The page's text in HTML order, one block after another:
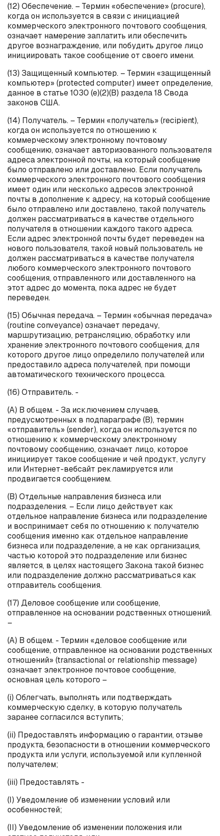
(12) Обеспечение. – Термин «обеспечение» (procure),
когда он используется в связи с инициацией
коммерческого электронного почтового сообщения,
означает намерение заплатить или обеспечить
другое вознаграждение, или побудить другое лицо
инициировать такое сообщение от своего имени.
(13) Защищенный компьютер. – Термин «защищенный
компьютер» (protectedcomputer) имеет определение,
данное в статье 1030 (e)(2)(B) раздела 18 Свода
законов США.
(14) Получатель. – Термин «получатель» (recipient),
когда он используется по отношению к
коммерческому электронному почтовому
сообщению, означает авторизованного пользователя
адреса электронной почты, на который сообщение
было отправлено или доставлено. Если получатель
коммерческого электронного почтового сообщения
имеет один или несколько адресов электронной
почты в дополнение к адресу, на который сообщение
было отправлено или доставлено, такой получатель
должен рассматриваться в качестве отдельного
получателя в отношении каждого такого адреса.
Если адрес электронной почты будет переведен на
нового пользователя, такой новый пользователь не
должен рассматриваться в качестве получателя
любого коммерческого электронного почтового
сообщения, отправленного или доставленного на
этот адрес до момента, пока адрес не будет
переведен.
(15) Обычная передача. – Термин «обычная передача»
(routineconveyance) означает передачу,
маршрутизацию, ретрансляцию, обработку или
хранение электронного почтового сообщения, для
которого другое лицо определило получателей или
предоставило адреса получателей, при помощи
автоматического технического процесса.
(16) Отправитель. -
(А) В общем. - За исключением случаев,
предусмотренных в подпараграфе (B), термин
«отправитель» (sender), когда он используется по
отношению к коммерческому электронному
почтовому сообщению, означает лицо, которое
инициирует такое сообщение и чей продукт, услугу
или Интернет-вебсайт рекламируется или
продвигается сообщением.
(B) Отдельные направления бизнеса или
подразделения. – Если лицо действует как
отдельное направление бизнеса или подразделение
и воспринимает себя по отношению к получателю
сообщения именно как отдельное направление
бизнеса или подразделение, а не как организация,
частью которой это подразделение или бизнес
является, в целях настоящего Закона такой бизнес
или подразделение должно рассматриваться как
отправитель сообщения.
(17) Деловое сообщение или сообщение,
отправленное на основании родственных отношений.
–
(А) В общем. - Термин «деловое сообщение или
сообщение, отправленное на основании родственных
отношений» (transactionalor relationship message)
означает электронное почтовое сообщение,
основная цель которого –
(i) Облегчать, выполнять или подтверждать
коммерческую сделку, в которую получатель
заранее согласился вступить;
(ii) Предоставлять информацию о гарантии, отзыве
продукта, безопасности в отношении коммерческого
продукта или услуги, используемой или купленной
получателем;
(iii) Предоставлять -
(I) Уведомление об изменении условий или
особенностей;
(II) Уведомление об изменении положения или